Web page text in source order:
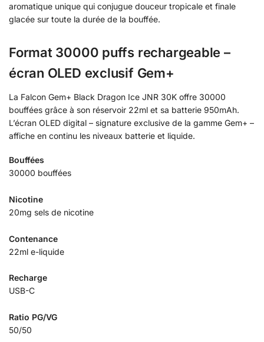
aromatique unique qui conjugue douceur tropicale et finale
glacée sur toute la durée de la bouffée.
Format 30000 puffs rechargeable –
écran OLED exclusif Gem+
La Falcon Gem+ Black Dragon Ice JNR 30K offre 30000
bouffées grâce à son réservoir 22ml et sa batterie 950mAh.
L’écran OLED digital – signature exclusive de la gamme Gem+ –
affiche en continu les niveaux batterie et liquide.
Bouffées
30000 bouffées
Nicotine
20mg sels de nicotine
Contenance
22ml e-liquide
Recharge
USB-C
Ratio PG/VG
50/50